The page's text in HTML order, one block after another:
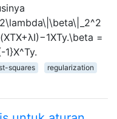
=
squares
regularization